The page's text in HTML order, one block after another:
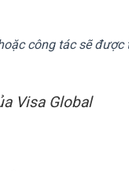
công tác sẽ
Visa Global